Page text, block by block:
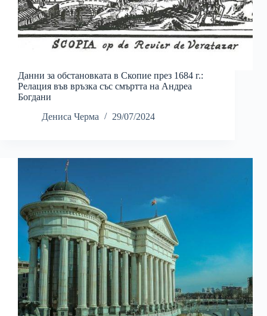
Данни за обстановката в Скопие през 1684 г.:
Релация във връзка със смъртта на Андреа
Богдани
Дениса Черма
29/07/2024